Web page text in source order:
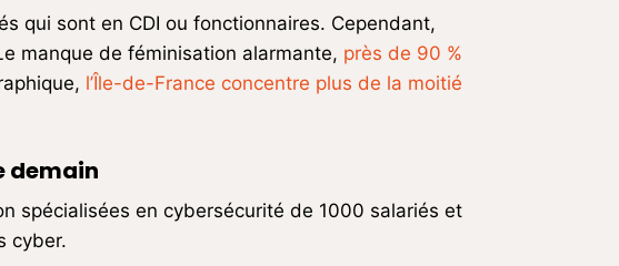
qui sont en CDI ou fonctionnaires. Cependant,
manque de féminisation alarmante, près de 90 %
l’Île-de-France concentre plus de la moitié
demain
spécialisées en cybersécurité de 1000 salariés et
cyber.